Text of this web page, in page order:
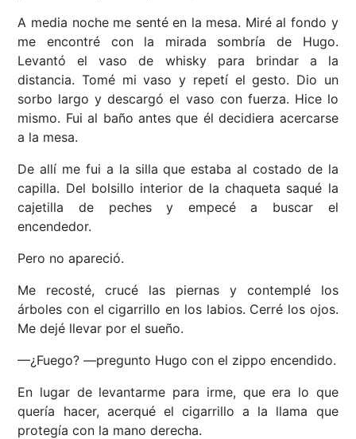
A media noche me senté en la mesa. Miré al fondo y
me encontré con la mirada sombría de Hugo.
Levantó el vaso de whisky para brindar a la
distancia. Tomé mi vaso y repetí el gesto. Dio un
sorbo largo y descargó el vaso con fuerza. Hice lo
mismo. Fui al baño antes que él decidiera acercarse
a la mesa.
De allí me fui a la silla que estaba al costado de la
capilla. Del bolsillo interior de la chaqueta saqué la
cajetilla de peches y empecé a buscar el
encendedor.
Pero no apareció.
Me recosté, crucé las piernas y contemplé los
árboles con el cigarrillo en los labios. Cerré los ojos.
Me dejé llevar por el sueño.
—¿Fuego? —pregunto Hugo con el zippo encendido.
En lugar de levantarme para irme, que era lo que
quería hacer, acerqué el cigarrillo a la llama que
protegía con la mano derecha.